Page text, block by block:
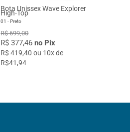
Bota Unissex Wave Explorer
High-Top
01 - Preto
R$ 699,00
R$ 377,46no Pix
R$ 419,40 ou 10x de
R$41,94